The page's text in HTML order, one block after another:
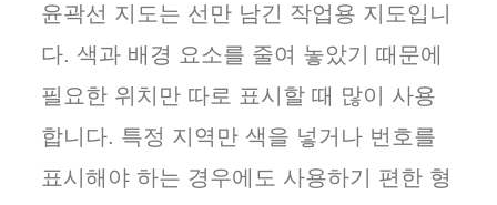
윤곽선 지도는 선만 남긴 작업용 지도입니
다. 색과 배경 요소를 줄여 놓았기 때문에
필요한 위치만 따로 표시할 때 많이 사용
합니다. 특정 지역만 색을 넣거나 번호를
표시해야 하는 경우에도 사용하기 편한 형